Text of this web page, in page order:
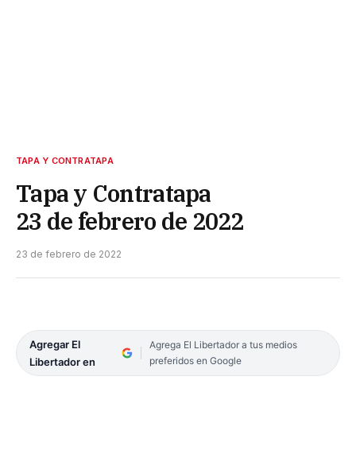
TAPA Y CONTRATAPA
Tapa y Contratapa
23 de febrero de 2022
23 de febrero de 2022
Agregar El
Libertador en
Agrega El Libertador a tus medios
preferidos en Google